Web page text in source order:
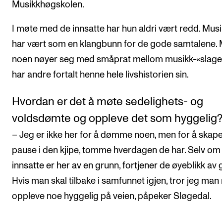
Musikkhøgskolen.
I møte med de innsatte har hun aldri vært redd.
har vært som en klangbunn for de gode samtalene.
noen nøyer seg med småprat mellom musikk-
har andre fortalt henne hele livshistorien sin.
Hvordan er det å møte sedelighets- og
voldsdømte og oppleve det som hyggelig?
– Jeg er ikke her for å dømme noen, men for å
pause i den kjipe, tomme hverdagen de har. Selv
innsatte er her av en grunn, fortjener de øyeblikk av
Hvis man skal tilbake i samfunnet igjen, tror jeg man
oppleve noe hyggelig på veien, påpeker Sløgedal.